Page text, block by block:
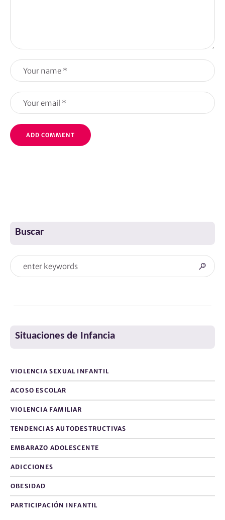
Buscar
Situaciones de Infancia
VIOLENCIA SEXUAL INFANTIL
ACOSO ESCOLAR
VIOLENCIA FAMILIAR
TENDENCIAS AUTODESTRUCTIVAS
EMBARAZO ADOLESCENTE
ADICCIONES
OBESIDAD
PARTICIPACIÓN INFANTIL